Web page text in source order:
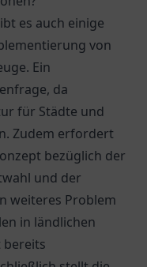
es auch einige
von
Ein
da
für Städte und
Zudem erfordert
bezüglich der
und der
weiteres Problem
in ländlichen
bereits